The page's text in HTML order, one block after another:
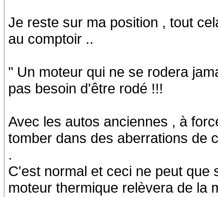
Je reste sur ma position , tout
au comptoir ..
" Un moteur qui ne se rodera
pas besoin d'être rodé !!!
Avec les autos anciennes , à
tomber dans des aberrations de
.
C'est normal et ceci ne peut
moteur thermique relèvera de la